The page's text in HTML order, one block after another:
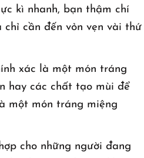
kì nhanh, bạn thậm chí
chỉ cần đến vỏn vẹn vài thứ
xác là một món tráng
hay các chất tạo mùi để
một món tráng miệng
cho những người đang